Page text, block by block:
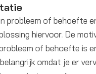
probleem of behoefte
hiervoor. De
of behoefte is
omdat je er